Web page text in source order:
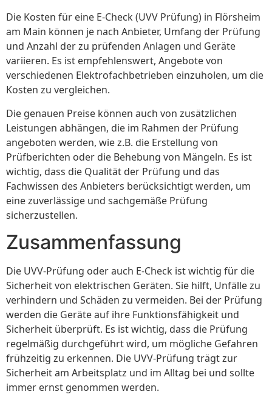
Die Kosten für eine E-Check (UVV Prüfung) in Flörsheim
am Main können je nach Anbieter, Umfang der Prüfung
und Anzahl der zu prüfenden Anlagen und Geräte
variieren. Es ist empfehlenswert, Angebote von
verschiedenen Elektrofachbetrieben einzuholen, um die
Kosten zu vergleichen.
Die genauen Preise können auch von zusätzlichen
Leistungen abhängen, die im Rahmen der Prüfung
angeboten werden, wie z.B. die Erstellung von
Prüfberichten oder die Behebung von Mängeln. Es ist
wichtig, dass die Qualität der Prüfung und das
Fachwissen des Anbieters berücksichtigt werden, um
eine zuverlässige und sachgemäße Prüfung
sicherzustellen.
Zusammenfassung
Die UVV-Prüfung oder auch E-Check ist wichtig für die
Sicherheit von elektrischen Geräten. Sie hilft, Unfälle zu
verhindern und Schäden zu vermeiden. Bei der Prüfung
werden die Geräte auf ihre Funktionsfähigkeit und
Sicherheit überprüft. Es ist wichtig, dass die Prüfung
regelmäßig durchgeführt wird, um mögliche Gefahren
frühzeitig zu erkennen. Die UVV-Prüfung trägt zur
Sicherheit am Arbeitsplatz und im Alltag bei und sollte
immer ernst genommen werden.